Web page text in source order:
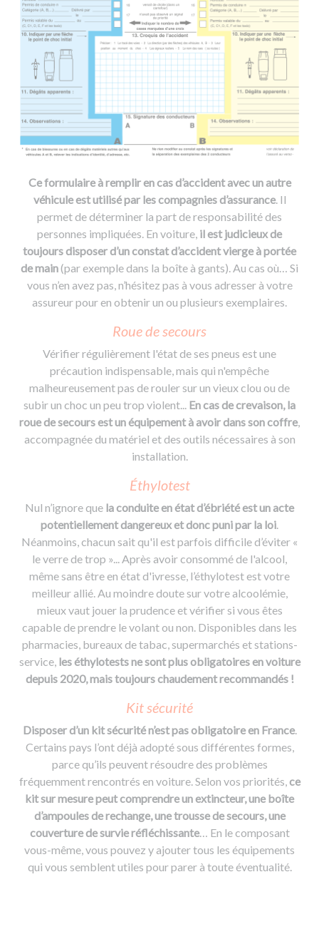
Ce formulaire à remplir en cas d’accident avec un autre
véhicule est utilisé par les compagnies d’assurance. Il
permet de déterminer la part de responsabilité des
personnes impliquées. En voiture, il est judicieux de
toujours disposer d’un constat d’accident vierge à portée
de main(par exemple dans la boîte à gants). Au cas où… Si
vous n’en avez pas, n’hésitez pas à vous adresser à votre
assureur pour en obtenir un ou plusieurs exemplaires.
Roue de secours
Vérifier régulièrement l'état de ses pneus est une
précaution indispensable, mais qui n'empêche
malheureusement pas de rouler sur un vieux clou ou de
subir un choc un peu trop violent... En cas de crevaison, la
roue de secours est un équipement à avoir dans son coffre,
accompagnée du matériel et des outils nécessaires à son
installation.
Éthylotest
Nul n’ignore que la conduite en état d’ébriété est un acte
potentiellement dangereux et donc puni par la loi.
Néanmoins, chacun sait qu'il est parfois difficile d’éviter «
le verre de trop »... Après avoir consommé de l'alcool,
même sans être en état d'ivresse, l’éthylotest est votre
meilleur allié. Au moindre doute sur votre alcoolémie,
mieux vaut jouer la prudence et vérifier si vous êtes
capable de prendre le volant ou non. Disponibles dans les
pharmacies, bureaux de tabac, supermarchés et stations-
service,les éthylotests ne sont plus obligatoires en voiture
depuis 2020, mais toujours chaudement recommandés !
Kit sécurité
Disposer d’un kit sécurité n’est pas obligatoire en France.
Certains pays l’ont déjà adopté sous différentes formes,
parce qu’ils peuvent résoudre des problèmes
fréquemment rencontrés en voiture. Selon vos priorités,ce
kit sur mesure peut comprendre un extincteur, une boîte
d’ampoules de rechange, une trousse de secours, une
couverture de survie réfléchissante… En le composant
vous-même, vous pouvez y ajouter tous les équipements
qui vous semblent utiles pour parer à toute éventualité.